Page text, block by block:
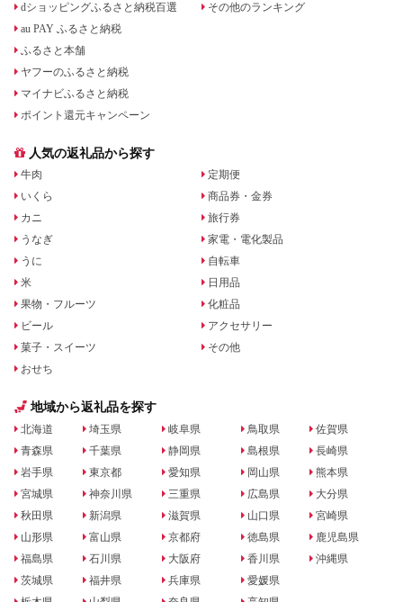
dショッピングふるさと納税百選
au PAY ふるさと納税
ふるさと本舗
ヤフーのふるさと納税
マイナビふるさと納税
ポイント還元キャンペーン
その他のランキング
人気の返礼品から探す
牛肉
いくら
カニ
うなぎ
うに
米
果物・フルーツ
ビール
菓子・スイーツ
おせち
定期便
商品券・金券
旅行券
家電・電化製品
自転車
日用品
化粧品
アクセサリー
その他
地域から返礼品を探す
北海道
青森県
岩手県
宮城県
秋田県
山形県
福島県
茨城県
埼玉県
千葉県
東京都
神奈川県
新潟県
富山県
石川県
福井県
岐阜県
静岡県
愛知県
三重県
滋賀県
京都府
大阪府
兵庫県
鳥取県
島根県
岡山県
広島県
山口県
徳島県
香川県
愛媛県
佐賀県
長崎県
熊本県
大分県
宮崎県
鹿児島県
沖縄県